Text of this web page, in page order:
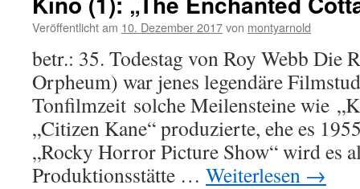
Veröffentlicht am 10. Dezember 2017von montyarnold
betr.: 35. Todestag von Roy Webb Die
Orpheum) war jenes legendäre
Tonfilmzeit solche Meilensteine wie
„Citizen Kane“ produzierte, ehe es
„Rocky Horror Picture Show“ wird es
Produktionsstätte … Weiterlesen →